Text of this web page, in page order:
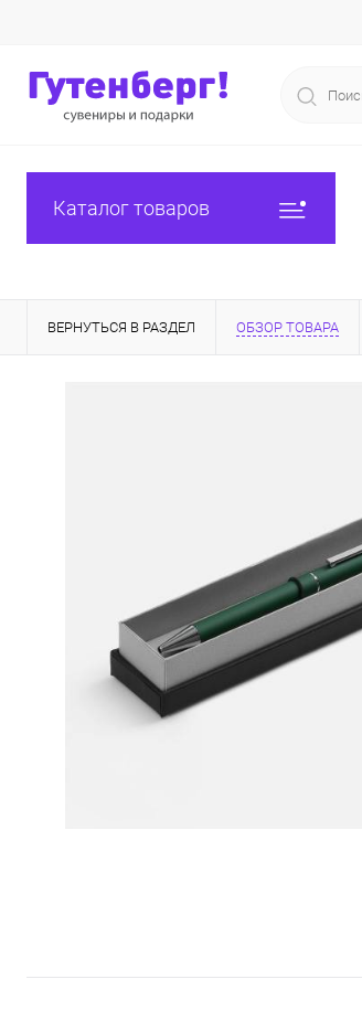
Каталог товаров
ВЕРНУТЬСЯ В РАЗДЕЛ ОБЗОР ТОВАРА